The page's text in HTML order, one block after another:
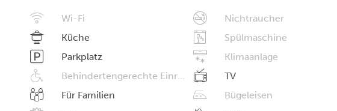
Wi-Fi Nichtraucher
Küche
Spülmaschine
Parkplatz
Klimaanlage
Behindertengerechte Einrichtungen
TV
Für Familien
Bügeleisen